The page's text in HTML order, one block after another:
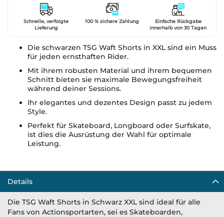
Schnelle, verfolgte
Lieferung
100 % sichere Zahlung
Einfache Rückgabe
innerhalb von 30 Tagen
Die schwarzen TSG Waft Shorts in XXL sind ein Muss
für jeden ernsthaften Rider.
Mit ihrem robusten Material und ihrem bequemen
Schnitt bieten sie maximale Bewegungsfreiheit
während deiner Sessions.
Ihr elegantes und dezentes Design passt zu jedem
Style.
Perfekt für Skateboard, Longboard oder Surfskate,
ist dies die Ausrüstung der Wahl für optimale
Leistung.
Details
Die TSG Waft Shorts in Schwarz XXL sind ideal für alle
Fans von Actionsportarten, sei es Skateboarden,